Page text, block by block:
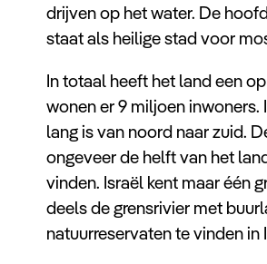
drijven op het water. De
staat als heilige stad voor
In totaal heeft het land een
wonen er 9 miljoen
lang is van noord naar zuid.
ongeveer de helft van het
vinden. Israël kent maar één
deels de grensrivier met
natuurreservaten te vinden in